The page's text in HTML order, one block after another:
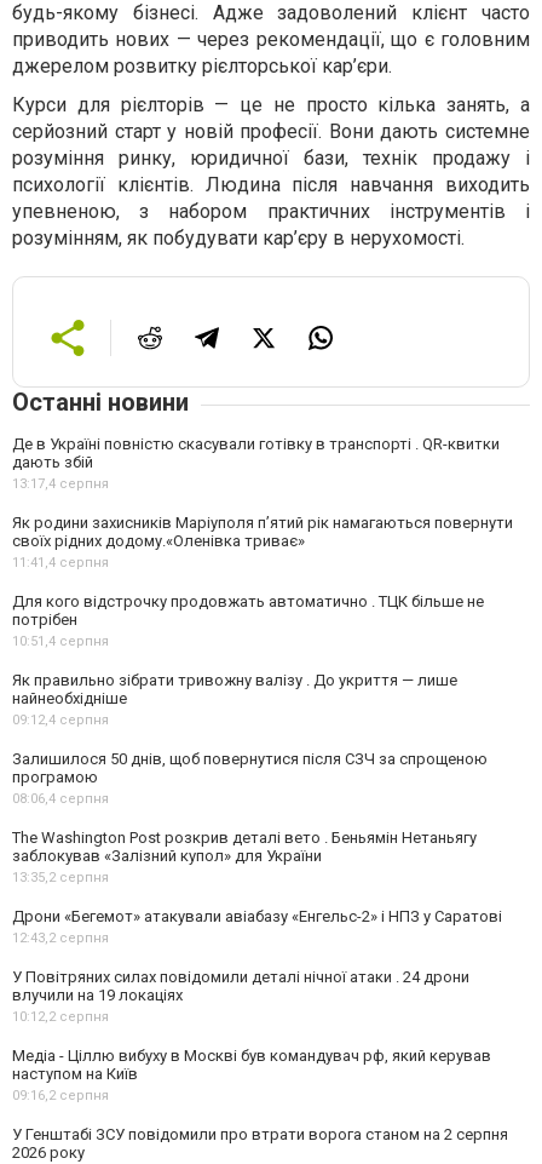
будь-якому бізнесі. Адже задоволений клієнт часто
приводить нових — через рекомендації, що є головним
джерелом розвитку рієлторської кар’єри.
Курси для рієлторів — це не просто кілька занять, а
серйозний старт у новій професії. Вони дають системне
розуміння ринку, юридичної бази, технік продажу і
психології клієнтів. Людина після навчання виходить
упевненою, з набором практичних інструментів і
розумінням, як побудувати кар’єру в нерухомості.
Останні новини
Де в Україні повністю скасували готівку в транспорті . QR-квитки
дають збій
13:17,4 серпня
Як родини захисників Маріуполя пʼятий рік намагаються повернути
своїх рідних додому.«Оленівка триває»
11:41,4 серпня
Для кого відстрочку продовжать автоматично . ТЦК більше не
потрібен
10:51,4 серпня
Як правильно зібрати тривожну валізу . До укриття — лише
найнеобхідніше
09:12,4 серпня
Залишилося 50 днів, щоб повернутися після СЗЧ за спрощеною
програмою
08:06,4 серпня
The Washington Post розкрив деталі вето . Беньямін Нетаньягу
заблокував «Залізний купол» для України
13:35,2 серпня
Дрони «Бегемот» атакували авіабазу «Енгельс-2» і НПЗ у Саратові
12:43,2 серпня
У Повітряних силах повідомили деталі нічної атаки . 24 дрони
влучили на 19 локаціях
10:12,2 серпня
Медіа - Ціллю вибуху в Москві був командувач рф, який керував
наступом на Київ
09:16,2 серпня
У Генштабі ЗСУ повідомили про втрати ворога станом на 2 серпня
2026 року